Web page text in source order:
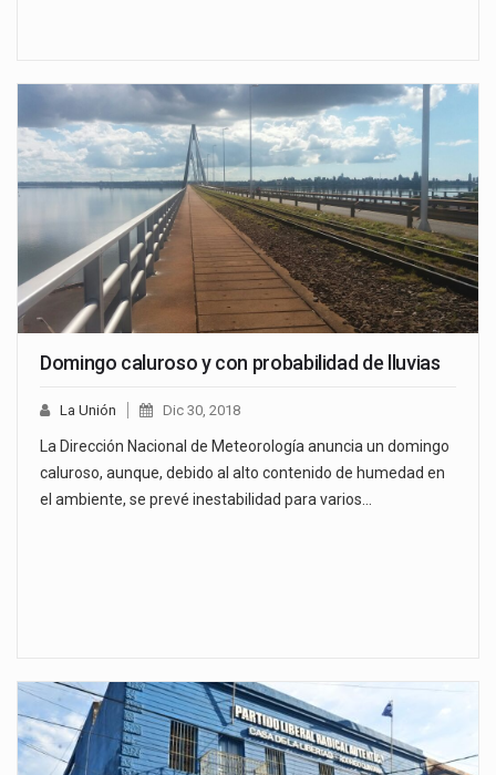
Domingo caluroso y con probabilidad de lluvias
La Unión Dic 30, 2018
La Dirección Nacional de Meteorología anuncia un domingo
caluroso, aunque, debido al alto contenido de humedad en
el ambiente, se prevé inestabilidad para varios…